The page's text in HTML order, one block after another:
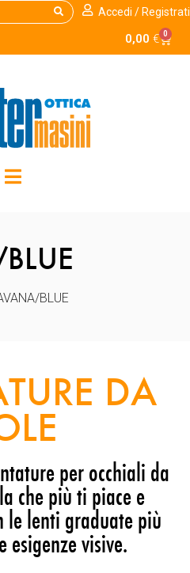
Accedi / Registrati
0,00 € 0
BLUE
DA
per occhiali da
che più ti piace e
le lenti graduate più
esigenze visive.